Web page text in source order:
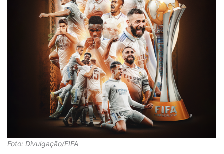
Foto: Divulgação/FIFA